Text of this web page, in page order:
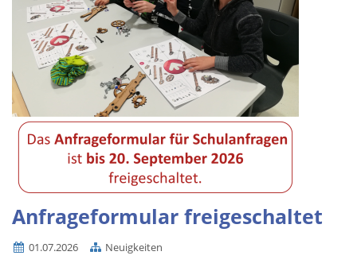
Anfrageformular freigeschaltet
01.07.2026 Neuigkeiten